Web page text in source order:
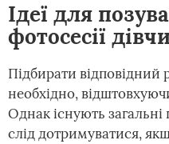
Ідеї для
фотосесії
Підбирати відповідний
необхідно,
Однак існують
слід дотримуватися,